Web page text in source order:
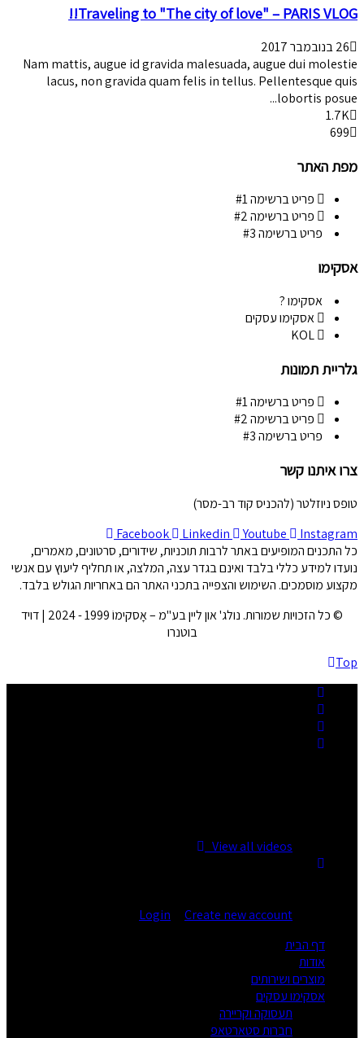
Traveling to "The city of love" – PARIS VLOG!!
26 בנובמבר 2017
Nam mattis, augue id gravida malesuada, augue dui molestie
lacus, non gravida quam felis in tellus. Pellentesque quis
lobortis posue...
1.7K
699
מפת האתר
פריט ברשימה #1
פריט ברשימה #2
פריט ברשימה #3
אסקימו
אסקימו ?
אסקימו עסקים
KOL
גלריית תמונות
פריט ברשימה #1
פריט ברשימה #2
פריט ברשימה #3
צרו איתנו קשר
טופס ניוזלטר (להכניס קוד רב-מסר)
Facebook
Linkedin Youtube
Instagram
כל התכנים המופיעים באתר לרבות תוכניות, שידורים, סרטונים, מאמרים,
נועדו למידע כללי בלבד ואינם בגדר עצה, המלצה, או תחליף ליעוץ עם אנשי
מקצוע מוסמכים. השימוש והצפייה בתכני האתר הם באחריות הגולש בלבד.
© כל הזכויות שמורות. נולג' און ליין בע"מ – אָסקימוֹ 1999 - 2024 | דויד
בוטנרו
Top
View all videos
Login
Create new account
דף הבית
אודות
מוצרים ושירותים
אסקימו עסקים
תעסוקה וקריירה
חברות סטארטאפ